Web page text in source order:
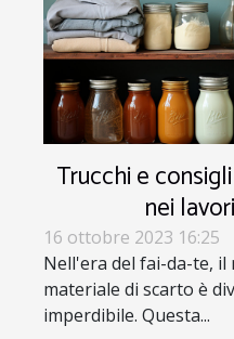
Trucchi e
nei
16 ottobre 2023 16:25
Nell'era del fai-da-te, il
materiale di scarto è
imperdibile. Questa...